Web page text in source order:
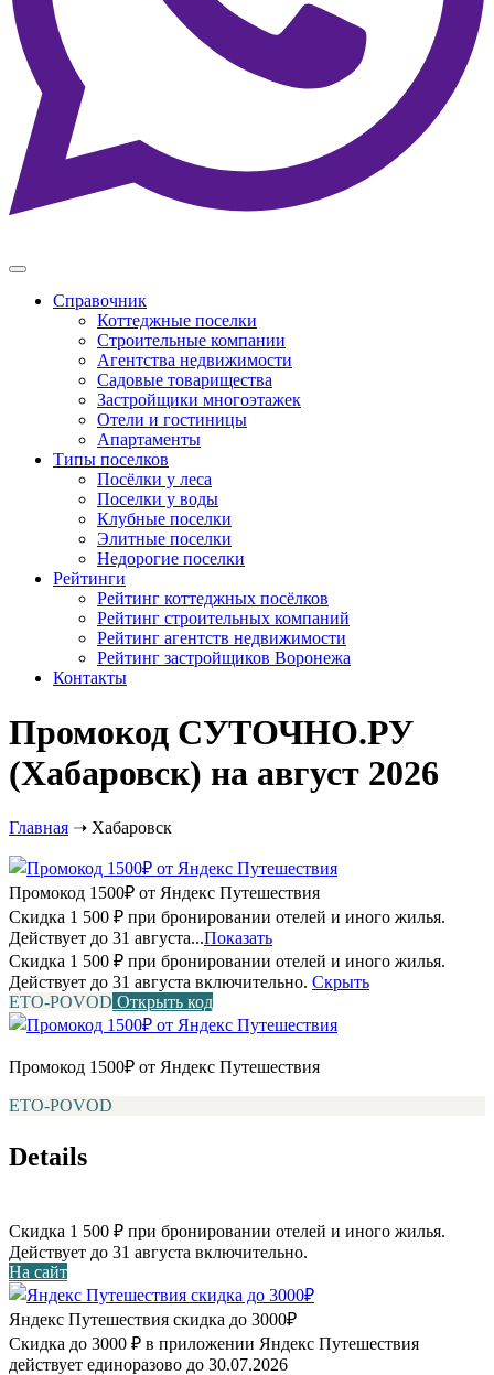
Справочник
Коттеджные поселки
Строительные компании
Агентства недвижимости
Садовые товарищества
Застройщики многоэтажек
Отели и гостиницы
Апартаменты
Типы поселков
Посёлки у леса
Поселки у воды
Клубные поселки
Элитные поселки
Недорогие поселки
Рейтинги
Рейтинг коттеджных посёлков
Рейтинг строительных компаний
Рейтинг агентств недвижимости
Рейтинг застройщиков Воронежа
Контакты
Промокод СУТОЧНО.РУ
(Хабаровск) на август 2026
Главная ➝ Хабаровск
Промокод 1500₽ от Яндекс Путешествия
Скидка 1 500 ₽ при бронировании отелей и иного жилья.
Действует до 31 августа...Показать
Скидка 1 500 ₽ при бронировании отелей и иного жилья.
Действует до 31 августа включительно. Скрыть
ETO-POVOD Открыть код
Промокод 1500₽ от Яндекс Путешествия
ETO-POVOD
Details
Скидка 1 500 ₽ при бронировании отелей и иного жилья.
Действует до 31 августа включительно.
На сайт
Яндекс Путешествия скидка до 3000₽
Скидка до 3000 ₽ в приложении Яндекс Путешествия
действует единоразово до 30.07.2026